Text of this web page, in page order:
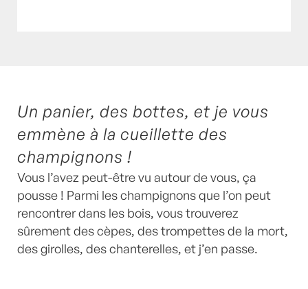
Posté à 10:00h in- Actualités - byLaurent
Mariotte
0 Commentaires
Un panier, des bottes, et je vous
emmène à la cueillette des
champignons !
Vous l’avez peut-être vu autour de vous, ça
pousse ! Parmi les champignons que l’on peut
rencontrer dans les bois, vous trouverez
sûrement des cèpes, des trompettes de la mort,
des girolles, des chanterelles, et j’en passe.